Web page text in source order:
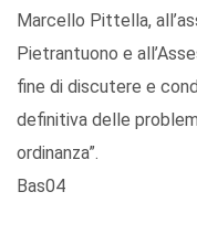
Marcello Pittella,
Pietrantuono e
fine di discutere e
definitiva delle
ordinanza”.
Bas04